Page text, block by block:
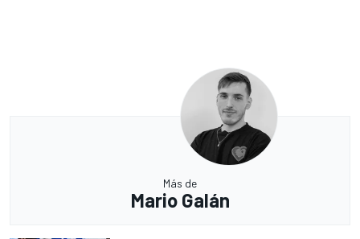
Más de
Mario Galán